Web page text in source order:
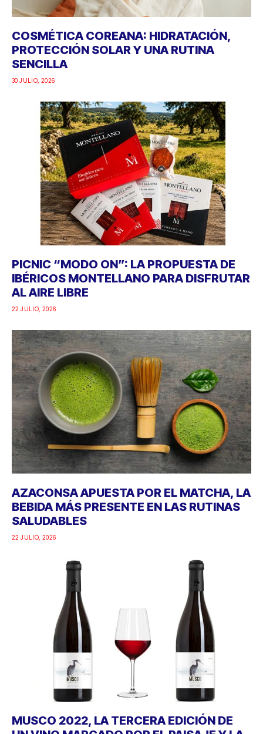
COSMÉTICA COREANA: HIDRATACIÓN,
PROTECCIÓN SOLAR Y UNA RUTINA
SENCILLA
30 JULIO, 2026
PICNIC “MODO ON”: LA PROPUESTA DE
IBÉRICOS MONTELLANO PARA DISFRUTAR
AL AIRE LIBRE
22 JULIO, 2026
AZACONSA APUESTA POR EL MATCHA, LA
BEBIDA MÁS PRESENTE EN LAS RUTINAS
SALUDABLES
22 JULIO, 2026
MUSCO 2022, LA TERCERA EDICIÓN DE